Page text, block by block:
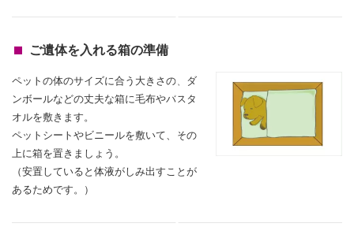
ご遺体を入れる箱の準備
ペットの体のサイズに合う大きさの、ダ
ンボールなどの丈夫な箱に毛布やバスタ
オルを敷きます。
ペットシートやビニールを敷いて、その
上に箱を置きましょう。
（安置していると体液がしみ出すことが
あるためです。）